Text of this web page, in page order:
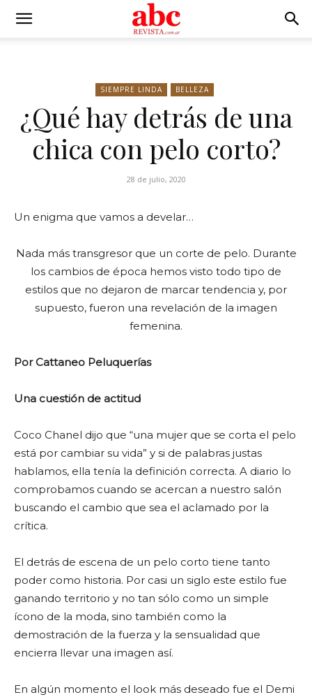
SIEMPRE LINDA BELLEZA
¿Qué hay detrás de una
chica con pelo corto?
28 de julio, 2020
Un enigma que vamos a develar…
Nada más transgresor que un corte de pelo. Durante
los cambios de época hemos visto todo tipo de
estilos que no dejaron de marcar tendencia y, por
supuesto, fueron una revelación de la imagen
femenina.
Por Cattaneo Peluquerías
Una cuestión de actitud
Coco Chanel dijo que “una mujer que se corta el pelo
está por cambiar su vida” y si de palabras justas
hablamos, ella tenía la definición correcta. A diario lo
comprobamos cuando se acercan a nuestro salón
buscando el cambio que sea el aclamado por la
crítica.
El detrás de escena de un pelo corto tiene tanto
poder como historia. Por casi un siglo este estilo fue
ganando territorio y no tan sólo como un simple
ícono de la moda, sino también como la
demostración de la fuerza y la sensualidad que
encierra llevar una imagen así.
En algún momento el look más deseado fue el Demi